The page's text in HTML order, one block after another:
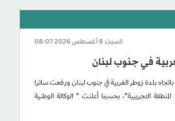
السبت 8 أغسطس 2026 08:07
في جنوب لبنان
بلدة زوطر الغربية في جنوب لبنان ورفعت ساترا
التجريبية"، بحسبما أعلنت " الوكالة الوطنية